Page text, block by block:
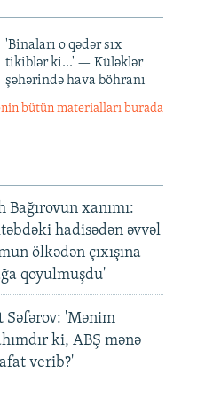
'Binaları o qədər sıx
tikiblər ki...' — Küləklər
şəhərində hava böhranı
bütün materialları burada
Bağırovun xanımı:
hadisədən əvvəl
ölkədən çıxışına
qoyulmuşdu'
Səfərov: 'Mənim
ki, ABŞ mənə
verib?'